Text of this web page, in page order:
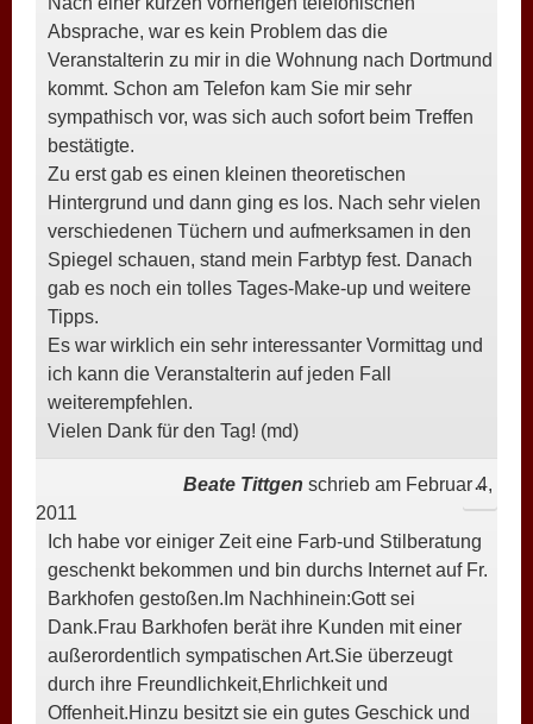
Absprache, war es kein Problem das die
Veranstalterin zu mir in die Wohnung nach Dortmund
kommt. Schon am Telefon kam Sie mir sehr
sympathisch vor, was sich auch sofort beim Treffen
bestätigte.
Zu erst gab es einen kleinen theoretischen
Hintergrund und dann ging es los. Nach sehr vielen
verschiedenen Tüchern und aufmerksamen in den
Spiegel schauen, stand mein Farbtyp fest. Danach
gab es noch ein tolles Tages-Make-up und weitere
Tipps.
Es war wirklich ein sehr interessanter Vormittag und
ich kann die Veranstalterin auf jeden Fall
weiterempfehlen.
Vielen Dank für den Tag! (md)
Beate Tittgen schrieb am Februar 4,
2011
Ich habe vor einiger Zeit eine Farb-und Stilberatung
geschenkt bekommen und bin durchs Internet auf Fr.
Barkhofen gestoßen.Im Nachhinein:Gott sei
Dank.Frau Barkhofen berät ihre Kunden mit einer
außerordentlich sympatischen Art.Sie überzeugt
durch ihre Freundlichkeit,Ehrlichkeit und
Offenheit.Hinzu besitzt sie ein gutes Geschick und
...DIESE